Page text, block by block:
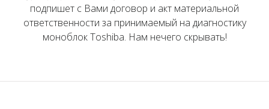
подпишет с Вами договор и акт материальной
ответственности за принимаемый на диагностику
моноблок Toshiba. Нам нечего скрывать!